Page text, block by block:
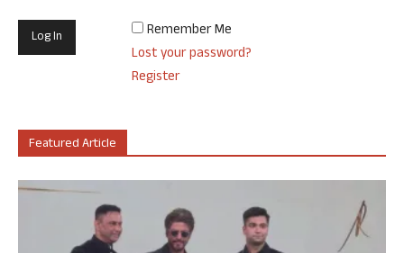
Remember Me
Lost your password?
Register
Featured Article